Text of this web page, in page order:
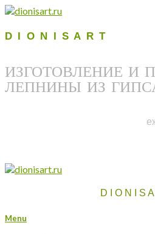
D I O N I S A R T
ИЗГОТОВЛЕНИЕ И
ЛЕПНИНЫ ИЗ
D I O N I S
Menu